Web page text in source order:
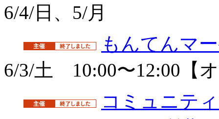
6/4/日、5/月
もんてんマ
6/3/土 10:00〜12:00【
コミュニテ